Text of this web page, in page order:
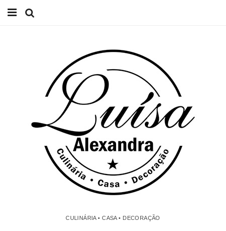
CULINÁRIA • CASA • DECORAÇÃO